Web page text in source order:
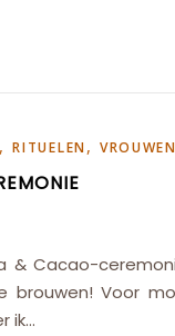
,RITUELEN,
& Cacao-
brouwen! Voor
ik…